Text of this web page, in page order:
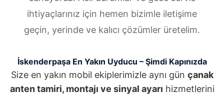
ihtiyaçlarınız için hemen bizimle iletişime
geçin, yerinde ve kalıcı çözümler üretelim.
İskenderpaşa En Yakın Uyducu – Şimdi Kapınızda
Size en yakın mobil ekiplerimizle aynı gün çanak
anten tamiri, montajı ve sinyal ayarı hizmetlerini